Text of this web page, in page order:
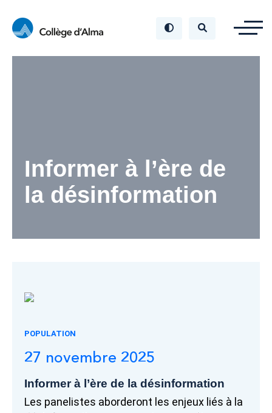
Informer à l’ère de
la désinformation
POPULATION
27 novembre 2025
Informer à l’ère de la désinformation
Les panelistes aborderont les enjeux liés à la